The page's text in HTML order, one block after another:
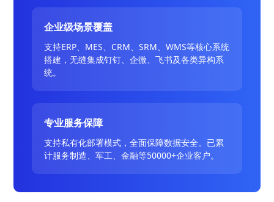
企业级场景覆盖
支持ERP、MES、CRM、SRM、WMS等核心系统
搭建，无缝集成钉钉、企微、飞书及各类异构系
统。
专业服务保障
支持私有化部署模式，全面保障数据安全。已累
计服务制造、军工、金融等50000+企业客户。